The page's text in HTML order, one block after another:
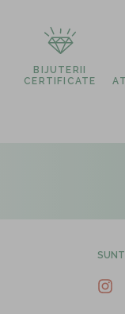
BIJUTERII
CERTIFICATE